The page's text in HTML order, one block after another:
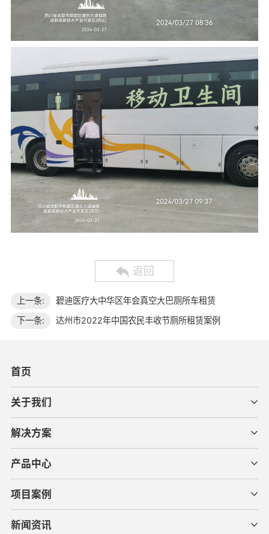
返回
上一条:
碧迪医疗大中华区年会真空大巴厕所车租赁
下一条:
达州市2022年中国农民丰收节厕所租赁案例
首页
关于我们
解决方案
产品中心
项目案例
新闻资讯